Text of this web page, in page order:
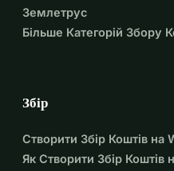
Землетрус
Більше Категорій Збору
Збір
Створити Збір Коштів на
Як Створити Збір Коштів